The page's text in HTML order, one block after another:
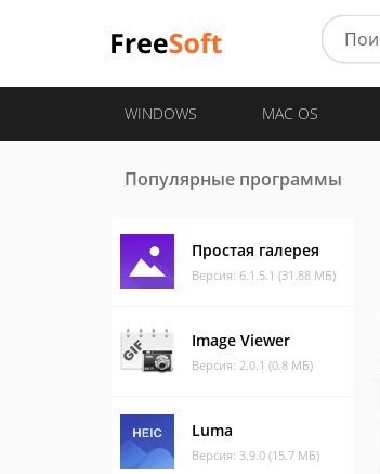
WINDOWS MAC OS
Популярные программы
Простая галерея
Версия: 6.1.5.1 (31.88 МБ)
Image Viewer
Версия: 2.0.1 (0.8 МБ)
Luma
Версия: 3.9.0 (15.7 МБ)